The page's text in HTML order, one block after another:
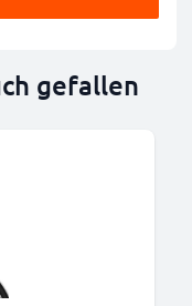
gefallen